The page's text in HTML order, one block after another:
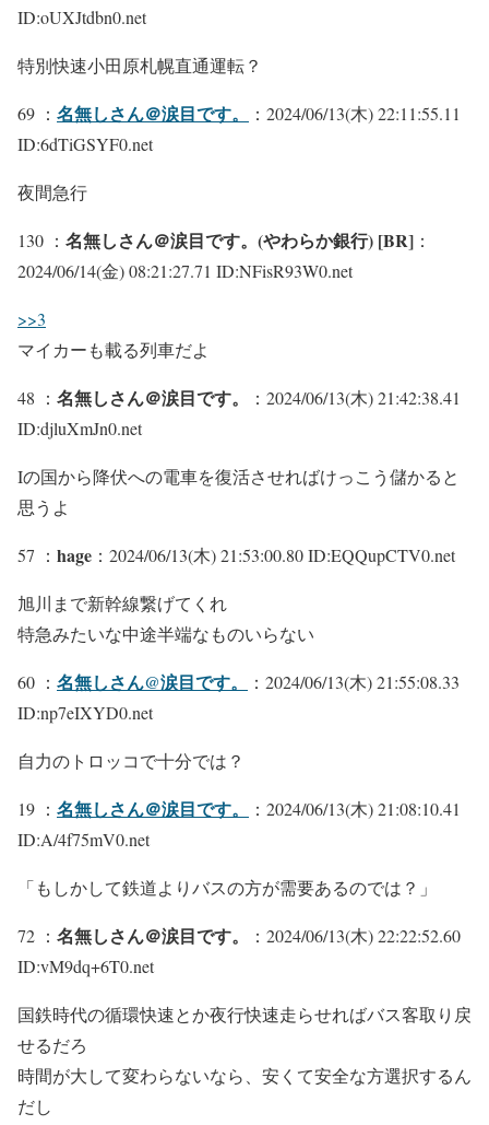
ID:oUXJtdbn0.net
特別快速小田原札幌直通運転？
69 ： 名無しさん＠涙目です。
：2024/06/13(木) 22:11:55.11
ID:6dTiGSYF0.net
夜間急行
130 ： 名無しさん＠涙目です。(やわらか銀行) [BR] ：
2024/06/14(金) 08:21:27.71 ID:NFisR93W0.net
>>3
マイカーも載る列車だよ
48 ： 名無しさん＠涙目です。
：2024/06/13(木) 21:42:38.41
ID:djluXmJn0.net
Iの国から降伏への電車を復活させればけっこう儲かると
思うよ
57 ： hage ：2024/06/13(木) 21:53:00.80 ID:EQQupCTV0.net
旭川まで新幹線繋げてくれ
特急みたいな中途半端なものいらない
60 ： 名無しさん@涙目です。
：2024/06/13(木) 21:55:08.33
ID:np7eIXYD0.net
自力のトロッコで十分では？
19 ： 名無しさん＠涙目です。
：2024/06/13(木) 21:08:10.41
ID:A/4f75mV0.net
「もしかして鉄道よりバスの方が需要あるのでは？」
72 ： 名無しさん＠涙目です。
：2024/06/13(木) 22:22:52.60
ID:vM9dq+6T0.net
国鉄時代の循環快速とか夜行快速走らせればバス客取り戻
せるだろ
時間が大して変わらないなら、安くて安全な方選択するん
だし